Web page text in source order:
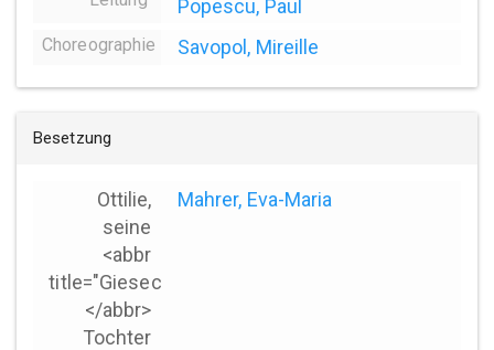
Popescu, Paul
Choreographie Savopol, Mireille
Besetzung
Ottilie,
seine
<abbr
title="Giesecke">*
</abbr>
Tochter
Mahrer, Eva-Maria